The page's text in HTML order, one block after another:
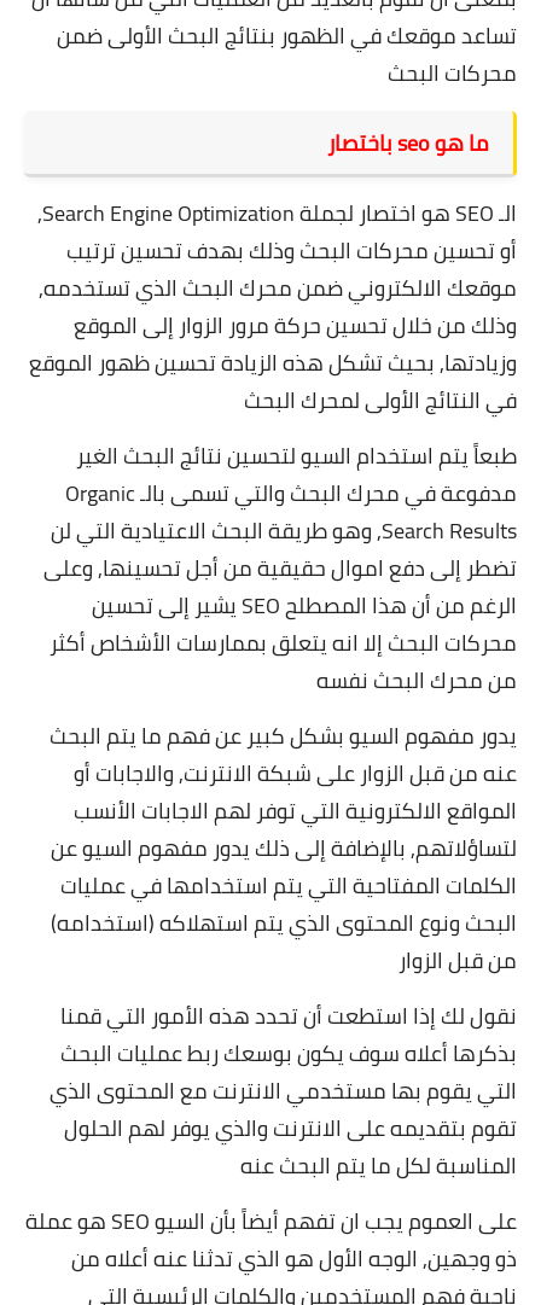
تساعد موقعك في الظهور بنتائج البحث الأولى ضمن
محركات البحث
ما هو seo باختصار
الـ SEO هو اختصار لجملة Search Engine Optimization,
أو تحسين محركات البحث وذلك بهدف تحسين ترتيب
موقعك الالكتروني ضمن محرك البحث الذي تستخدمه,
وذلك من خلال تحسين حركة مرور الزوار إلى الموقع
وزيادتها, بحيث تشكل هذه الزيادة تحسين ظهور الموقع
في النتائج الأولى لمحرك البحث
طبعاً يتم استخدام السيو لتحسين نتائج البحث الغير
مدفوعة في محرك البحث والتي تسمى بالـ Organic
Search Results, وهو طريقة البحث الاعتيادية التي لن
تضطر إلى دفع اموال حقيقية من أجل تحسينها, وعلى
الرغم من أن هذا المصطلح SEO يشير إلى تحسين
محركات البحث إلا انه يتعلق بممارسات الأشخاص أكثر
من محرك البحث نفسه
يدور مفهوم السيو بشكل كبير عن فهم ما يتم البحث
عنه من قبل الزوار على شبكة الانترنت, والاجابات أو
المواقع الالكترونية التي توفر لهم الاجابات الأنسب
لتساؤلاتهم, بالإضافة إلى ذلك يدور مفهوم السيو عن
الكلمات المفتاحية التي يتم استخدامها في عمليات
البحث ونوع المحتوى الذي يتم استهلاكه (استخدامه)
من قبل الزوار
نقول لك إذا استطعت أن تحدد هذه الأمور التي قمنا
بذكرها أعلاه سوف يكون بوسعك ربط عمليات البحث
التي يقوم بها مستخدمي الانترنت مع المحتوى الذي
تقوم بتقديمه على الانترنت والذي يوفر لهم الحلول
المناسبة لكل ما يتم البحث عنه
على العموم يجب ان تفهم أيضاً بأن السيو SEO هو عملة
ذو وجهين, الوجه الأول هو الذي تدثنا عنه أعلاه من
ناحية فهم المستخدمين والكلمات الرئيسية التي